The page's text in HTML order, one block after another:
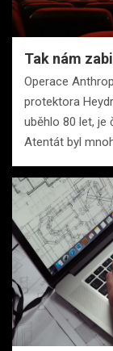
Tak nám
Operace
protektora
uběhlo 80 let, je
Atentát byl